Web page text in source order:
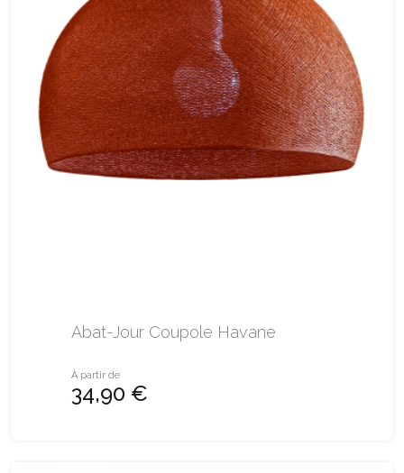
Abat-Jour Coupole Havane
À partir de
34,90 €